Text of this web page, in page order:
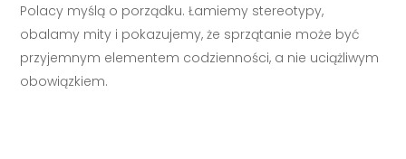
Polacy myślą o porządku. Łamiemy stereotypy,
obalamy mity i pokazujemy, że sprzątanie może być
przyjemnym elementem codzienności, a nie uciążliwym
obowiązkiem.